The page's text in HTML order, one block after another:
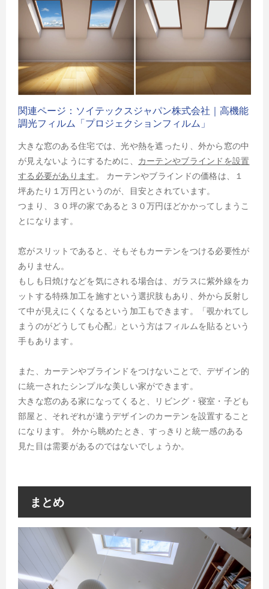
関連ページ：ソイテックスジャパン株式会社｜高機能
調光フィルム「プロジェクションフィルム」
大きな窓のある住宅では、光や熱を遮ったり、外から窓の中
が見えないようにするために、 カーテンやブラインドを設置
する必要があります。 カーテンやブラインドの価格は、１
坪あたり１万円というのが、目安とされています。
つまり、３０坪の家であると３０万円ほどかかってしまうこ
とになります。
窓がスリットであると、そもそもカーテンをつける必要性が
ありません。
もしも日焼けなどを気にされる場合は、ガラスに紫外線をカ
ットする特殊加工を施すという選択肢もあり、外から反射し
て中が見えにくくなるという加工もできます。「覗かれてし
まうのがどうしても心配」という方はフィルムを貼るという
手もあります。
また、カーテンやブラインドをつけないことで、デザイン的
に統一されたシンプルな美しい家ができます。
大きな窓のある家になってくると、リビング・寝室・子ども
部屋と、それぞれが違うデザインのカーテンを設置すること
になります。 外から眺めたとき、すっきりと統一感のある
見た目は需要があるのではないでしょうか。
まとめ